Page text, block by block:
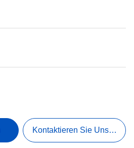
Kontaktieren Sie Uns Jetzt